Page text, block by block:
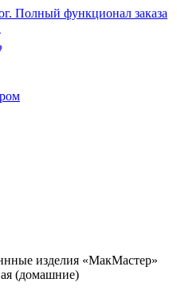
Полный функционал заказа
изделия «МакМастер»
(домашние)